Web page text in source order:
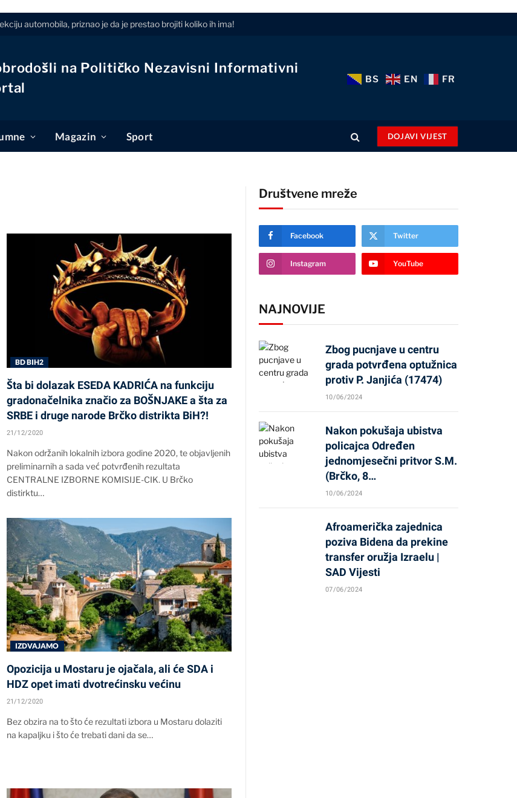
automobila, priznao je da je prestao brojiti koliko ih ima!
na Političko Nezavisni Informativni
BS EN FR
Magazin Sport DOJAVI VIJEST
BD BIH2
Šta bi dolazak ESEDA KADRIĆA na funkciju
gradonačelnika značio za BOŠNJAKE a šta za
SRBE i druge narode Brčko distrikta BiH?!
21/12/2020
Nakon održanih lokalnih izbora godine 2020, te objavljenih
preliminarnih a sada već potvrđenih rezultata
CENTRALNE IZBORNE KOMISIJE-CIK. U Brčko
distirktu…
IZDVAJAMO
Opozicija u Mostaru je ojačala, ali će SDA i
HDZ opet imati dvotrećinsku većinu
21/12/2020
Bez obzira na to što će rezultati izbora u Mostaru dolaziti
na kapaljku i što će trebati dani da se…
Društvene mreže
Facebook Twitter
Instagram YouTube
NAJNOVIJE
Zbog pucnjave u centru
grada potvrđena optužnica
protiv P. Janjića (17474)
10/06/2024
Nakon pokušaja ubistva
policajca Određen
jednomjesečni pritvor S.M.
(Brčko, 8…
10/06/2024
Afroamerička zajednica
poziva Bidena da prekine
transfer oružja Izraelu |
SAD Vijesti
07/06/2024